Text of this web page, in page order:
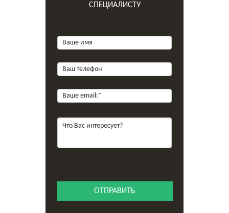
СПЕЦИАЛИСТУ
ОТПРАВИТЬ